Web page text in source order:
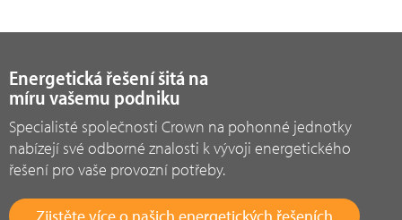
Energetická řešení šitá na
míru vašemu podniku
Specialisté společnosti Crown na pohonné jednotky
nabízejí své odborné znalosti k vývoji energetického
řešení pro vaše provozní potřeby.
Zjistěte více o našich energetických řešeních